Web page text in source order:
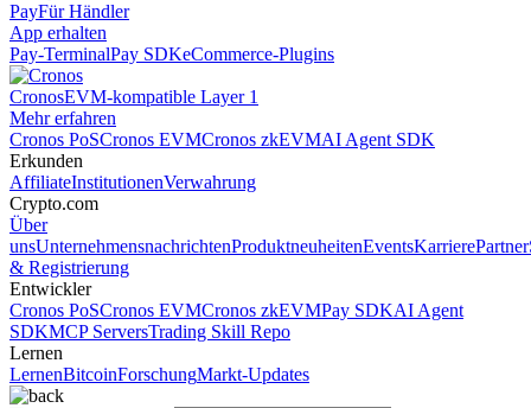
PayFür Händler
App erhalten
Pay-TerminalPay SDKeCommerce-Plugins
CronosEVM-kompatible Layer 1
Mehr erfahren
Cronos PoSCronos EVMCronos zkEVMAI Agent SDK
Erkunden
AffiliateInstitutionenVerwahrung
Crypto.com
Über
unsUnternehmensnachrichtenProduktneuheitenEventsKarrierePartner
& Registrierung
Entwickler
Cronos PoSCronos EVMCronos zkEVMPay SDKAI Agent
SDKMCP ServersTrading Skill Repo
Lernen
LernenBitcoinForschungMarkt-Updates